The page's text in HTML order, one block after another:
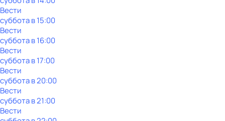
Вести
субботав15:00
Вести
субботав16:00
Вести
субботав17:00
Вести
субботав20:00
Вести
субботав21:00
Вести